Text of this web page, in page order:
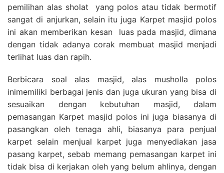
pemilihan alas sholat yang polos atau tidak bermotif
sangat di anjurkan, selain itu juga Karpet masjid polos
ini akan memberikan kesan luas pada masjid, dimana
dengan tidak adanya corak membuat masjid menjadi
terlihat luas dan rapih.
Berbicara soal alas masjid, alas musholla polos
inimemiliki berbagai jenis dan juga ukuran yang bisa di
sesuaikan dengan kebutuhan masjid, dalam
pemasangan Karpet masjid polos ini juga biasanya di
pasangkan oleh tenaga ahli, biasanya para penjual
karpet selain menjual karpet juga menyediakan jasa
pasang karpet, sebab memang pemasangan karpet ini
tidak bisa di kerjakan oleh yang belum ahlinya, dengan